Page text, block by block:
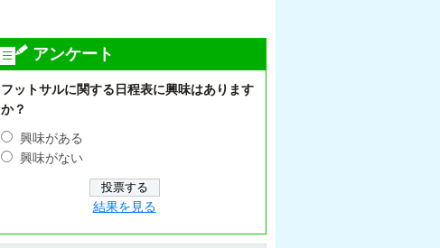
アンケート
フットサルに関する日程表に興味はあります
か？
興味がある
興味がない
結果を見る